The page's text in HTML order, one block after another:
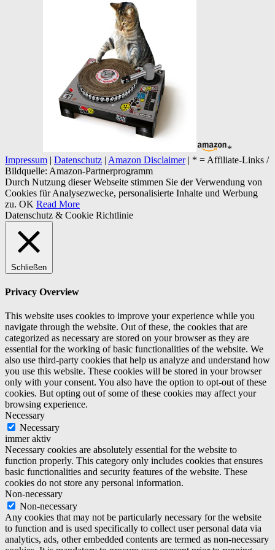
*
Impressum | Datenschutz | Amazon Disclaimer| * = Affiliate-Links /
Bildquelle: Amazon-Partnerprogramm
Durch Nutzung dieser Webseite stimmen Sie der Verwendung von
Cookies für Analysezwecke, personalisierte Inhalte und Werbung
zu. OK Read More
Datenschutz & Cookie Richtlinie
Schließen
Privacy Overview
This website uses cookies to improve your experience while you
navigate through the website. Out of these, the cookies that are
categorized as necessary are stored on your browser as they are
essential for the working of basic functionalities of the website. We
also use third-party cookies that help us analyze and understand how
you use this website. These cookies will be stored in your browser
only with your consent. You also have the option to opt-out of these
cookies. But opting out of some of these cookies may affect your
browsing experience.
Necessary
Necessary
immer aktiv
Necessary cookies are absolutely essential for the website to
function properly. This category only includes cookies that ensures
basic functionalities and security features of the website. These
cookies do not store any personal information.
Non-necessary
Non-necessary
Any cookies that may not be particularly necessary for the website
to function and is used specifically to collect user personal data via
analytics, ads, other embedded contents are termed as non-necessary